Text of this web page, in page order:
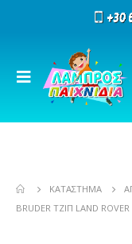
ΚΑΤΆΣΤΗΜΑ
BRUDER ΤΖΊΠ LAND